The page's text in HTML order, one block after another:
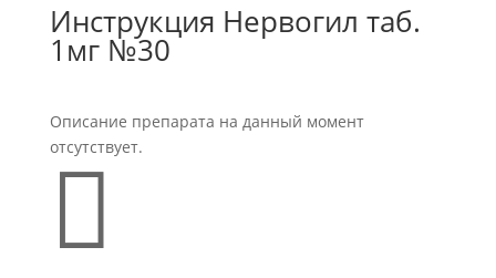
Инструкция Нервогил таб.
1мг №30
Описание препарата на данный момент
отсутствует.
